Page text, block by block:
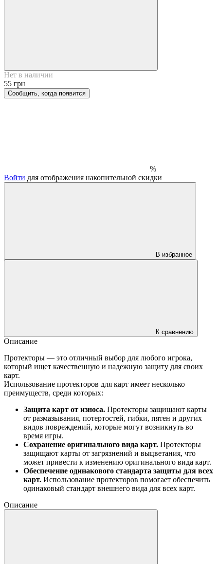
Нет в наличии
55 грн
Сообщить, когда появится
%
Войти для отображения накопительной скидки
В избранное
К сравнению
Описание
Протекторы — это отличный выбор для любого игрока,
который ищет качественную и надежную защиту для своих
карт.
Использование протекторов для карт имеет несколько
преимуществ, среди которых:
Защита карт от износа. Протекторы защищают карты
от размазывания, потертостей, гибки, пятен и других
видов повреждений, которые могут возникнуть во
время игры.
Сохранение оригинального вида карт. Протекторы
защищают карты от загрязнений и выцветания, что
может привести к изменению оригинального вида карт.
Обеспечение одинакового стандарта защиты для всех
карт. Использование протекторов помогает обеспечить
одинаковый стандарт внешнего вида для всех карт.
Описание